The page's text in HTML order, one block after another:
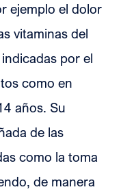
ejemplo el dolor
vitaminas del
por el
como en
años. Su
de las
como la toma
de manera